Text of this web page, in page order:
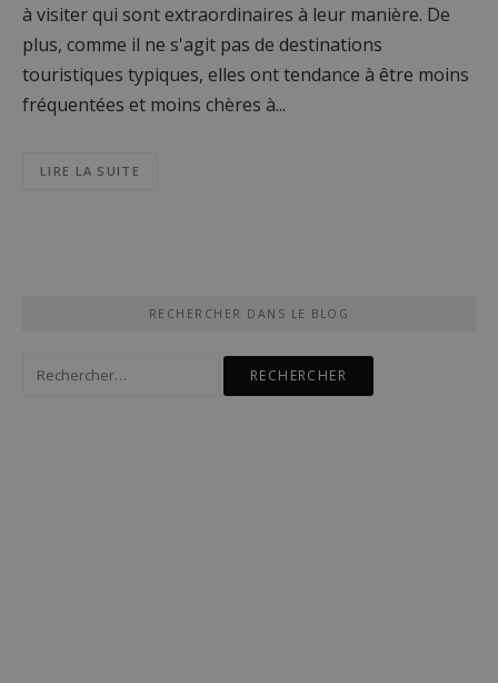
à visiter qui sont extraordinaires à leur manière. De
plus, comme il ne s'agit pas de destinations
touristiques typiques, elles ont tendance à être moins
fréquentées et moins chères à...
LIRE LA SUITE
RECHERCHER DANS LE BLOG